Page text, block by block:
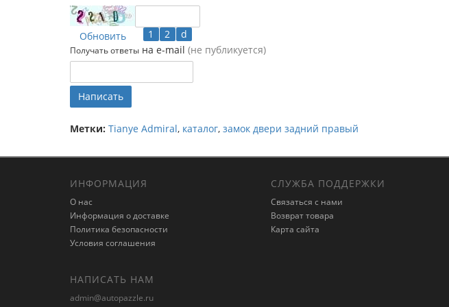
Обновить
Получать ответы на e-mail (не публикуется)
Написать
Метки: Tianye Admiral, каталог, замок двери задний правый
ИНФОРМАЦИЯ
О нас
Информация о доставке
Политика безопасности
Условия соглашения
СЛУЖБА ПОДДЕРЖКИ
Связаться с нами
Возврат товара
Карта сайта
НАПИСАТЬ НАМ
admin@autopazzle.ru